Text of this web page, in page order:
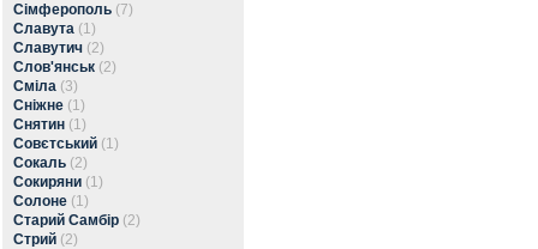
Сімферополь (7)
Славута (1)
Славутич (2)
Слов'янськ (2)
Сміла (3)
Сніжне (1)
Снятин (1)
Совєтський (1)
Сокаль (2)
Сокиряни (1)
Солоне (1)
Старий Самбір (2)
Стрий (2)